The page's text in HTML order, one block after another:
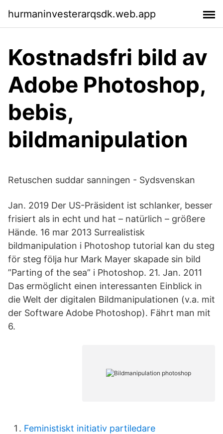
hurmaninvesterarqsdk.web.app
Kostnadsfri bild av
Adobe Photoshop,
bebis,
bildmanipulation
Retuschen suddar sanningen - Sydsvenskan
Jan. 2019 Der US-Präsident ist schlanker, besser
frisiert als in echt und hat – natürlich – größere
Hände. 16 mar 2013 Surrealistisk
bildmanipulation i Photoshop tutorial kan du steg
för steg följa hur Mark Mayer skapade sin bild
”Parting of the sea” i Photoshop. 21. Jan. 2011
Das ermöglicht einen interessanten Einblick in
die Welt der digitalen Bildmanipulationen (v.a. mit
der Software Adobe Photoshop). Fährt man mit
6.
Feministiskt initiativ partiledare